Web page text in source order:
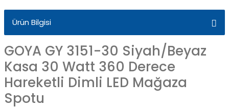
Ürün Bilgisi
GOYA GY 3151-30 Siyah/Beyaz
Kasa 30 Watt 360 Derece
Hareketli Dimli LED Mağaza
Spotu